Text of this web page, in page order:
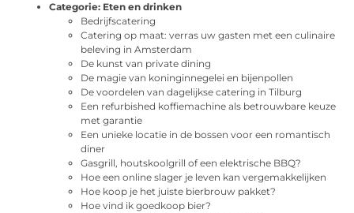
Categorie: Eten en drinken
Bedrijfscatering
Catering op maat: verras uw gasten met een culinaire
beleving in Amsterdam
De kunst van private dining
De magie van koninginnegelei en bijenpollen
De voordelen van dagelijkse catering in Tilburg
Een refurbished koffiemachine als betrouwbare keuze
met garantie
Een unieke locatie in de bossen voor een romantisch
diner
Gasgrill, houtskoolgrill of een elektrische BBQ?
Hoe een online slager je leven kan vergemakkelijken
Hoe koop je het juiste bierbrouw pakket?
Hoe vind ik goedkoop bier?